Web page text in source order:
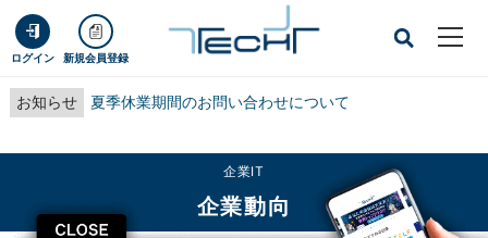
ログイン 新規会員登録
お知らせ 夏季休業期間のお問い合わせについて
CLOSE
企業IT
企業動向